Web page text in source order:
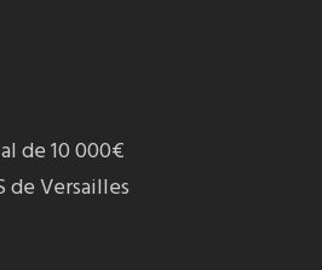
de 10 000€
de Versailles